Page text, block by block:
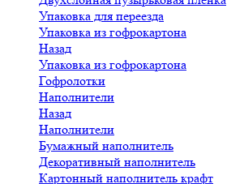
Упаковка для переезда
Упаковка из гофрокартона
Назад
Упаковка из гофрокартона
Гофролотки
Наполнители
Назад
Наполнители
Бумажный наполнитель
Декоративный наполнитель
Картонный наполнитель крафт